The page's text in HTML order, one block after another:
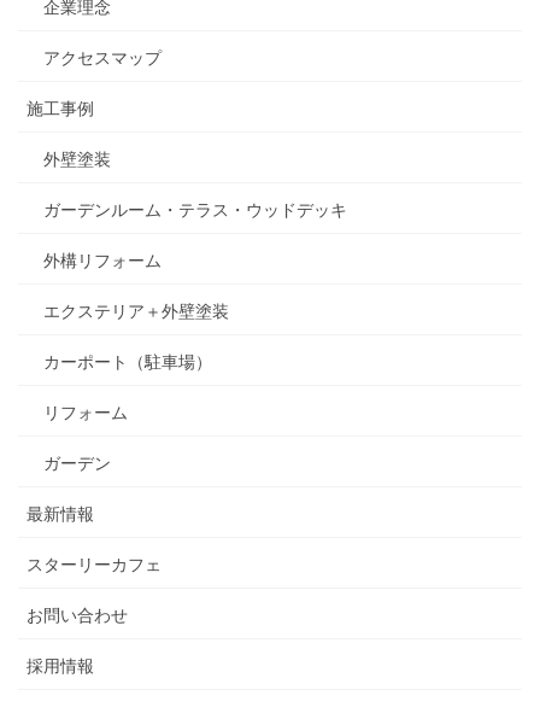
企業理念
アクセスマップ
施工事例
外壁塗装
ガーデンルーム・テラス・ウッドデッキ
外構リフォーム
エクステリア＋外壁塗装
カーポート（駐車場）
リフォーム
ガーデン
最新情報
スターリーカフェ
お問い合わせ
採用情報